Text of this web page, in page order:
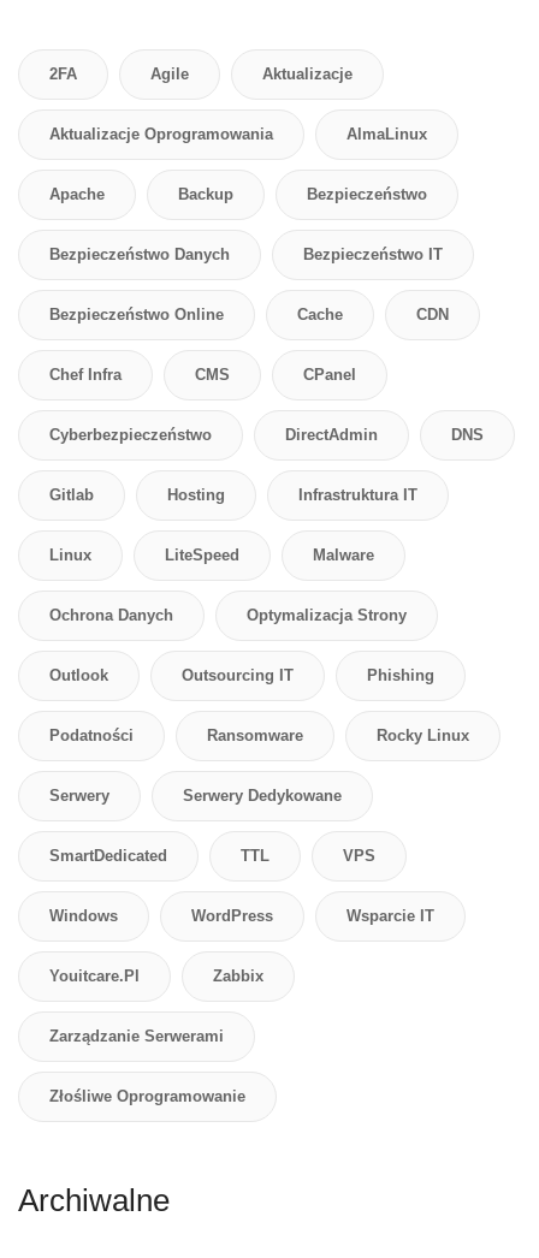
2FA Agile Aktualizacje
Aktualizacje Oprogramowania AlmaLinux
Apache Backup Bezpieczeństwo
Bezpieczeństwo Danych Bezpieczeństwo IT
Bezpieczeństwo Online Cache CDN
Chef Infra CMS CPanel
Cyberbezpieczeństwo DirectAdmin DNS
Gitlab Hosting Infrastruktura IT
Linux LiteSpeed Malware
Ochrona Danych Optymalizacja Strony
Outlook Outsourcing IT Phishing
Podatności Ransomware Rocky Linux
Serwery Serwery Dedykowane
SmartDedicated TTL VPS
Windows WordPress Wsparcie IT
Youitcare.pl Zabbix
Zarządzanie Serwerami
Złośliwe Oprogramowanie
Archiwalne